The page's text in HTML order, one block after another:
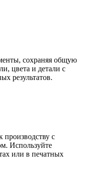
сохраняя общую
цвета и детали с
результатов.
производству с
Используйте
или в печатных